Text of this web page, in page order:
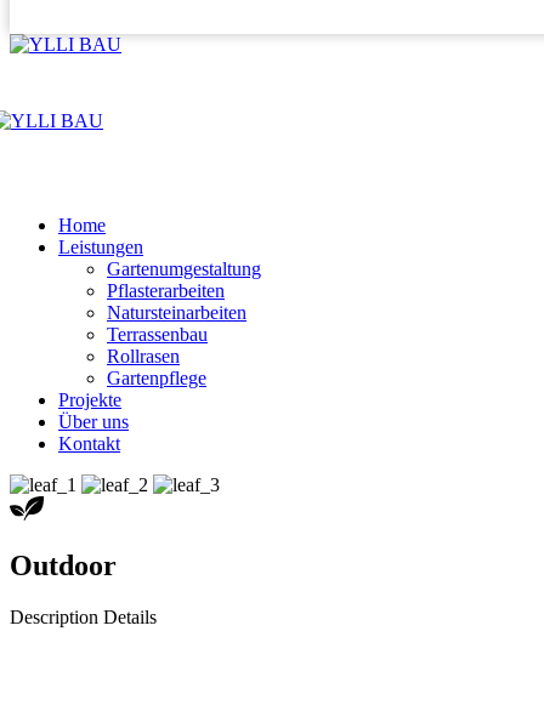
Home
Leistungen
Gartenumgestaltung
Pflasterarbeiten
Natursteinarbeiten
Terrassenbau
Rollrasen
Gartenpflege
Projekte
Über uns
Kontakt
Outdoor
Description Details